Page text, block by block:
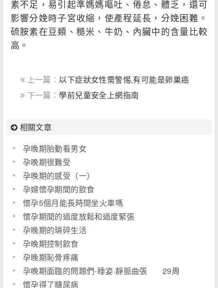
素不足，易引起準媽媽嘔吐、倦怠、體乏，還可
影響分娩時子宮收縮，使產程延長，分娩困難。
硫胺素在豆類、糙米、牛奶、內臟中的含量比較
高。
上一篇：以下症狀女性需警惕,有可能是卵巢癌
下一篇：學前兒童安全上網指南
相關文章
孕晚期胎動看男女
孕晚期很難受
孕晚期的感受（一）
孕婦懷孕期間的飲食
懷孕5個月能長時間坐火車嗎
懷孕期間的過度放鬆和過度緊張
孕晚期的瑣碎生活
孕晚期控制飲食
孕晚期恥骨疼痛
孕晚期面臨的問題們-睡姿·靜脈曲張 29周
懷孕得了糖尿病